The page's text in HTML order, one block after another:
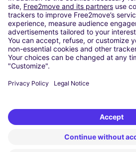
Madrid
Washington DC
Milaan
Rome
Turijn
Wenen
Berlijn
Düsseldorf